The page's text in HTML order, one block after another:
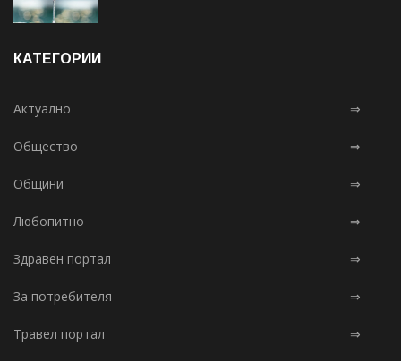
КАТЕГОРИИ
Актуално ⇒
Общество ⇒
Общини ⇒
Любопитно ⇒
Здравен портал ⇒
За потребителя ⇒
Травел портал ⇒